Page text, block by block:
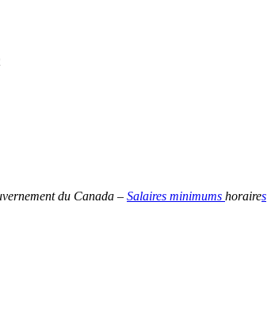
du Canada – Salaires minimums horaires